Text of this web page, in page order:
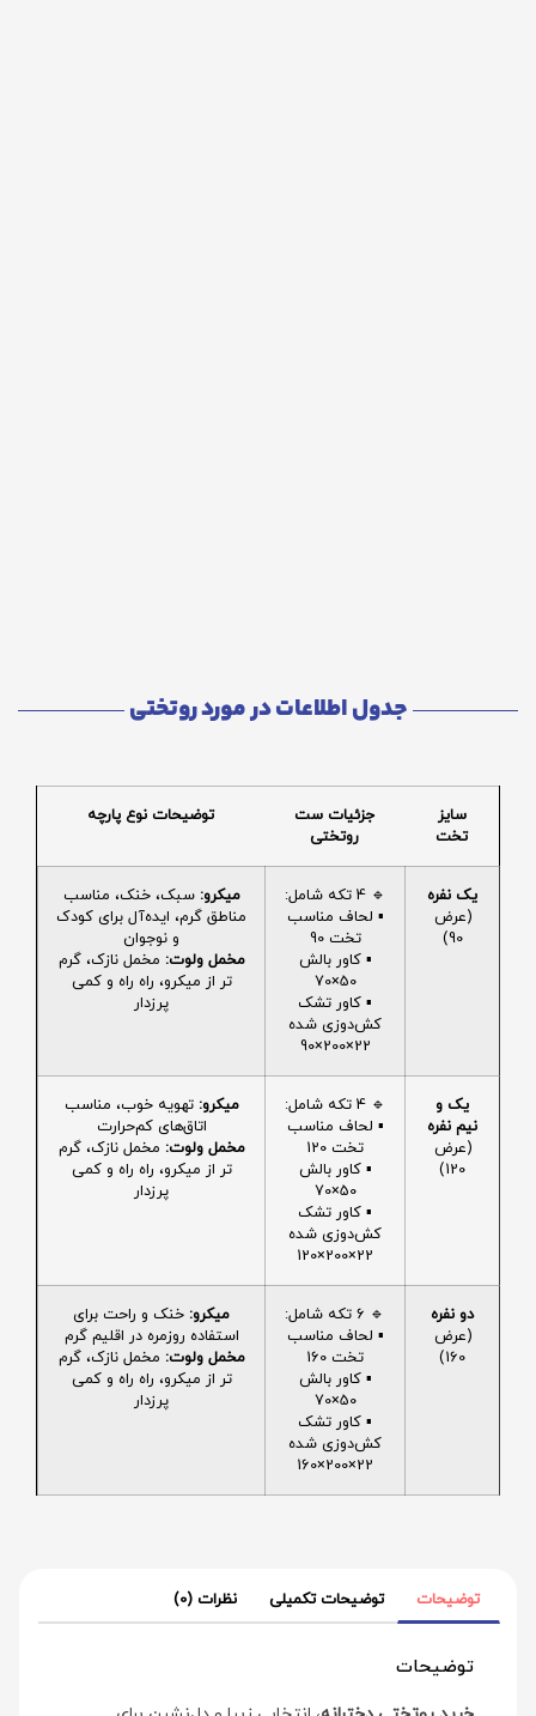
جدول اطلاعات در مورد روتختی
سایز
تخت
جزئیات ست
روتختی
توضیحات نوع پارچه
یک نفره
(عرض
90)
🔹 4 تکه شامل:
▪️ لحاف مناسب
تخت 90
▪️ کاور بالش
50×70
▪️ کاور تشک
کش‌دوزی شده
22×200×90
میکرو: سبک، خنک، مناسب
مناطق گرم، ایده‌آل برای کودک
و نوجوان
مخمل ولوت: مخمل نازک، گرم
تر از میکرو، راه راه و کمی
پرزدار
یک و
نیم نفره
(عرض
120)
🔹 4 تکه شامل:
▪️ لحاف مناسب
تخت 120
▪️ کاور بالش
50×70
▪️ کاور تشک
کش‌دوزی شده
22×200×120
میکرو: تهویه خوب، مناسب
اتاق‌های کم‌حرارت
مخمل ولوت: مخمل نازک، گرم
تر از میکرو، راه راه و کمی
پرزدار
دو نفره
(عرض
160)
🔹 6 تکه شامل:
▪️ لحاف مناسب
تخت 160
▪️ کاور بالش
50×70
▪️ کاور تشک
کش‌دوزی شده
22×200×160
میکرو: خنک و راحت برای
استفاده روزمره در اقلیم گرم
مخمل ولوت: مخمل نازک، گرم
تر از میکرو، راه راه و کمی
پرزدار
توضیحات توضیحات تکمیلی نظرات (0)
توضیحات